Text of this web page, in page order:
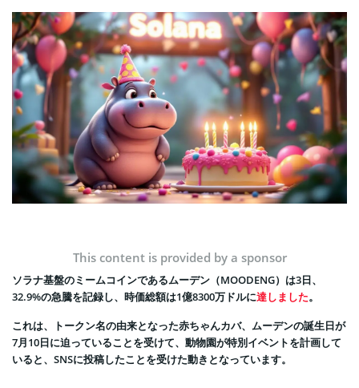
This content is provided by a sponsor
ソラナ基盤のミームコインであるムーデン（MOODENG）は3日、
32.9%の急騰を記録し、時価総額は1億8300万ドルに達しました。
これは、トークン名の由来となった赤ちゃんカバ、ムーデンの誕生日が
7月10日に迫っていることを受けて、動物園が特別イベントを計画して
いると、SNSに投稿したことを受けた動きとなっています。